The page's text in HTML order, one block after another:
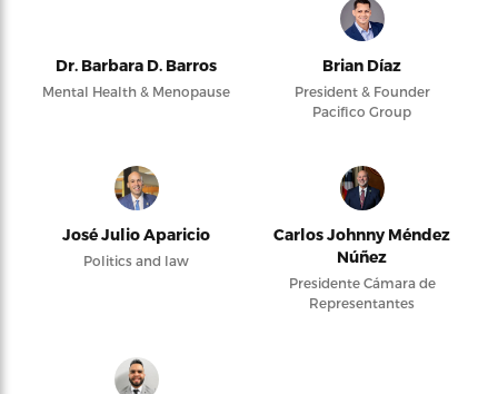
Dr. Barbara D. Barros
Mental Health & Menopause
Brian Díaz
President & Founder
Pacifico Group
José Julio Aparicio
Politics and law
Carlos Johnny Méndez
Núñez
Presidente Cámara de
Representantes